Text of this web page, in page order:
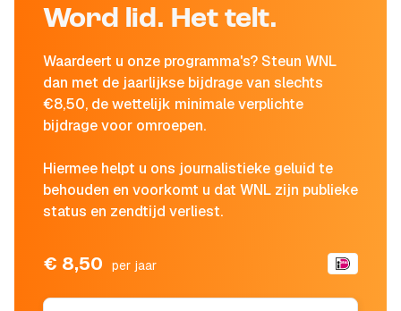
Word lid. Het telt.
Waardeert u onze programma's? Steun WNL
dan met de jaarlijkse bijdrage van slechts
€8,50, de wettelijk minimale verplichte
bijdrage voor omroepen.
Hiermee helpt u ons journalistieke geluid te
behouden en voorkomt u dat WNL zijn publieke
status en zendtijd verliest.
€ 8,50 per jaar